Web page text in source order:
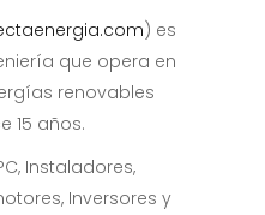
) es
que opera en
renovables
15 años.
Instaladores,
Inversores y